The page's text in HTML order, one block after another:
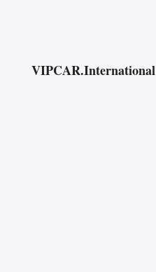
VIPCAR.International